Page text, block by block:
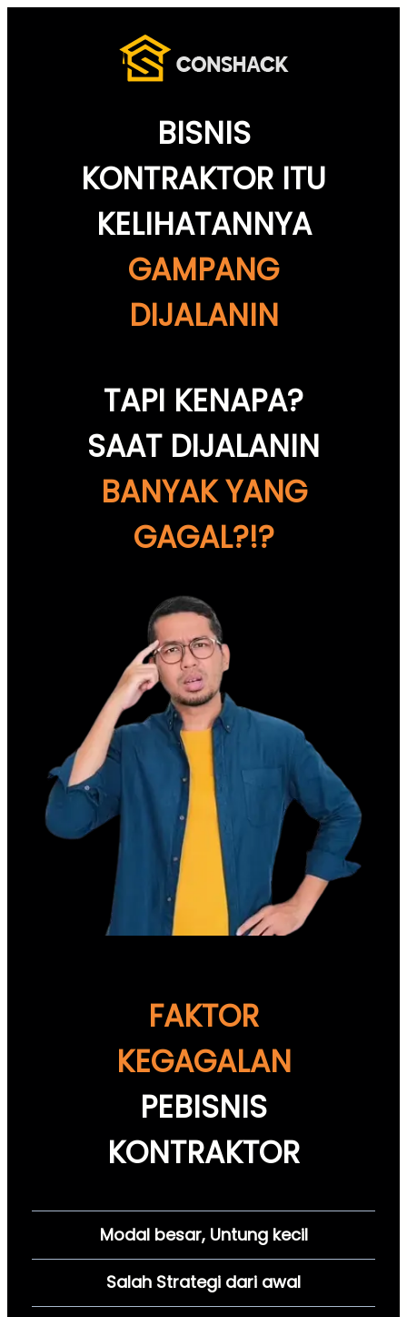
BISNIS
KONTRAKTOR ITU
KELIHATANNYA
GAMPANG
DIJALANIN
TAPI KENAPA?
SAAT DIJALANIN
BANYAK YANG
GAGAL?!?
FAKTOR
KEGAGALAN
PEBISNIS
KONTRAKTOR
Modal besar, Untung kecil
Salah Strategi dari awal